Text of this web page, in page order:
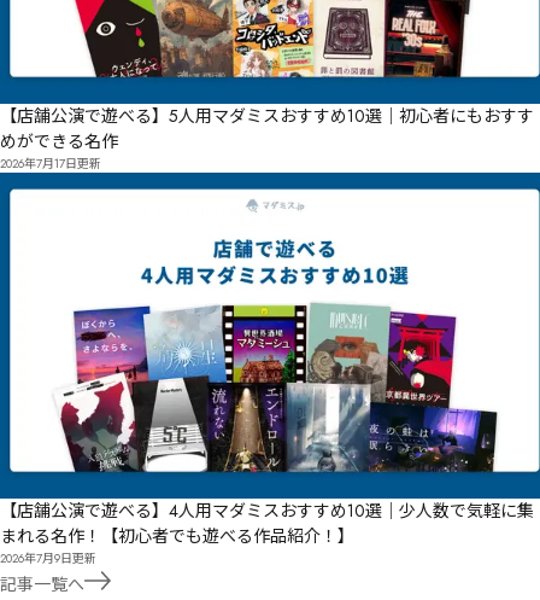
【店舗公演で遊べる】5人用マダミスおすすめ10選｜初心者にもおすす
めができる名作
2026年7月17日更新
【店舗公演で遊べる】4人用マダミスおすすめ10選｜少人数で気軽に集
まれる名作！【初心者でも遊べる作品紹介！】
2026年7月9日更新
記事一覧へ